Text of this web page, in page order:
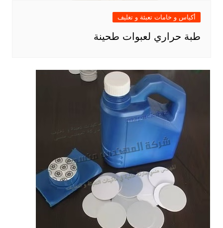
أكياس و خامات تعبئة و تغليف
طبة حراري لعبوات طحينة